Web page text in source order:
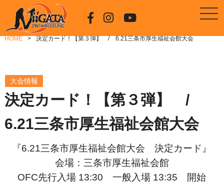
HOME 決定カード！【第３弾】 / 6.21三条市厚生福祉会館大会
大会情報
決定カード！【第３弾】 /
6.21三条市厚生福祉会館大会
『6.21三条市厚生福祉会館大会 決定カード』
会場：三条市厚生福祉会館
OFC先行入場 13:30 一般入場 13:35 開始